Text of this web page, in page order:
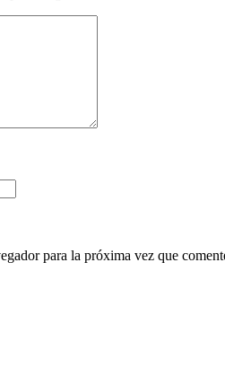
para la próxima vez que